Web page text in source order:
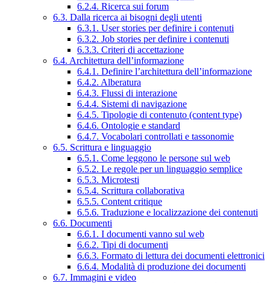
6.2.4. Ricerca sui forum
6.3. Dalla ricerca ai bisogni degli utenti
6.3.1. User stories per definire i contenuti
6.3.2. Job stories per definire i contenuti
6.3.3. Criteri di accettazione
6.4. Architettura dell’informazione
6.4.1. Definire l’architettura dell’informazione
6.4.2. Alberatura
6.4.3. Flussi di interazione
6.4.4. Sistemi di navigazione
6.4.5. Tipologie di contenuto (content type)
6.4.6. Ontologie e standard
6.4.7. Vocabolari controllati e tassonomie
6.5. Scrittura e linguaggio
6.5.1. Come leggono le persone sul web
6.5.2. Le regole per un linguaggio semplice
6.5.3. Microtesti
6.5.4. Scrittura collaborativa
6.5.5. Content critique
6.5.6. Traduzione e localizzazione dei contenuti
6.6. Documenti
6.6.1. I documenti vanno sul web
6.6.2. Tipi di documenti
6.6.3. Formato di lettura dei documenti elettronici
6.6.4. Modalità di produzione dei documenti
6.7. Immagini e video